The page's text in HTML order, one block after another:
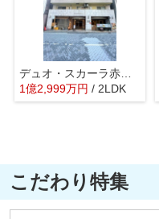
デュオ・スカーラ赤坂Ⅱ
1億2,999万円 / 2LDK
こだわり特集